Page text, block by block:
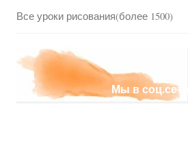
Все уроки рисования(более 1500)
Мы в соц.сетях